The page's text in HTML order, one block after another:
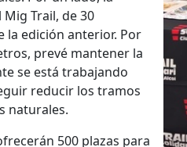
Trail, de 30
edición anterior. Por
prevé mantener la
se está trabajando
reducir los tramos
naturales.
500 plazas para